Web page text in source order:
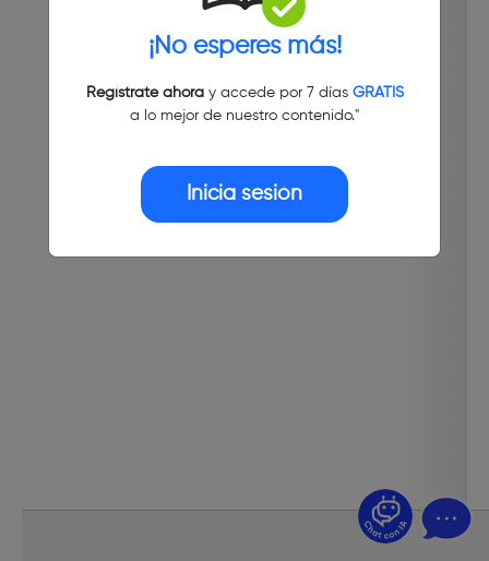
¡No esperes más!
Regístrate ahoray accede por 7 días GRATIS
a lo mejor de nuestro contenido."
Inicia sesión